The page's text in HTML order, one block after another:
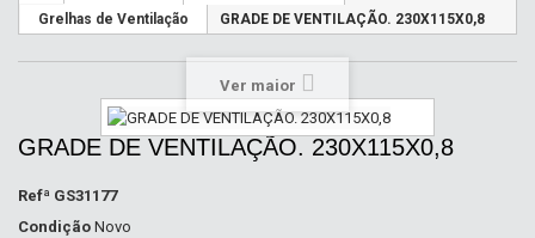
Grelhas de Ventilação
GRADE DE VENTILAÇÃO. 230X115X0,8
Ver maior
GRADE DE VENTILAÇÃO. 230X115X0,8
Refª GS31177
Condição Novo